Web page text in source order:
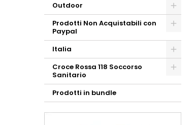
Outdoor
Prodotti Non Acquistabili con
Paypal
Italia
Croce Rossa 118 Soccorso
Sanitario
Prodotti in bundle